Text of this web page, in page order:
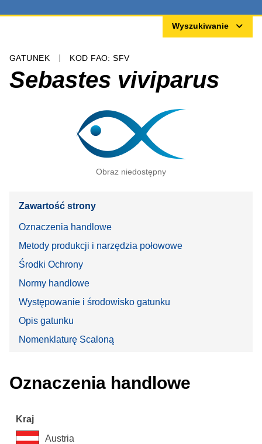
Wyszukiwanie
GATUNEK KOD FAO: SFV
Sebastes viviparus
Obraz niedostępny
Zawartość strony
Oznaczenia handlowe
Metody produkcji i narzędzia połowowe
Środki Ochrony
Normy handlowe
Występowanie i środowisko gatunku
Opis gatunku
Nomenklaturę Scaloną
Oznaczenia handlowe
Austria